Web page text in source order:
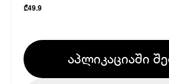
₾49.9
აპლიკაციაში